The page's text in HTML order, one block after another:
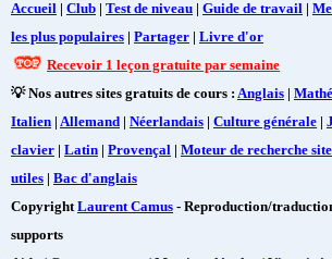
Accueil | Club | Test de niveau | Guide de travail |
les plus populaires | Partager | Livre d'or
Recevoir 1 leçon gratuite par semaine
💡 Nos autres sites gratuits de cours : Anglais |
Italien | Allemand | Néerlandais | Culture générale |
clavier | Latin | Provençal | Moteur de recherche
utiles | Bac d'anglais
Copyright Laurent Camus - Reproduction/
supports